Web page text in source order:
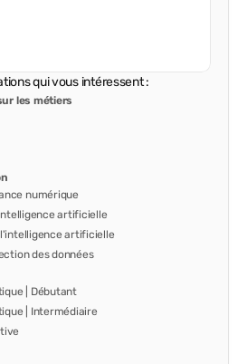
qui vous intéressent :
les métiers
numérique
artificielle
artificielle
des données
| Débutant
| Intermédiaire